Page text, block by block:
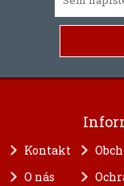
Kontakt
O nás